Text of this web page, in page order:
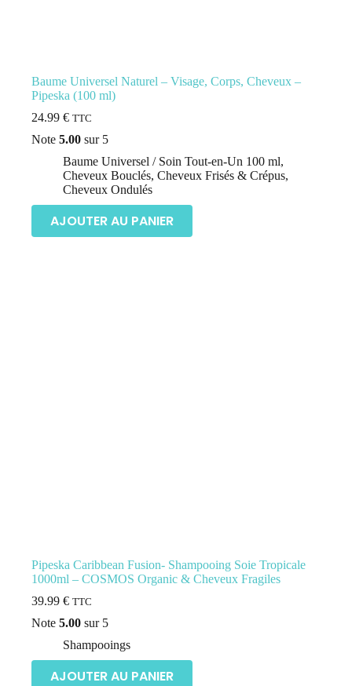
Baume Universel Naturel – Visage, Corps, Cheveux –
Pipeska (100 ml)
24.99 € TTC
Note 5.00 sur 5
Baume Universel / Soin Tout-en-Un 100 ml,
Cheveux Bouclés, Cheveux Frisés & Crépus,
Cheveux Ondulés
AJOUTER AU PANIER
Pipeska Caribbean Fusion- Shampooing Soie Tropicale
1000ml – COSMOS Organic & Cheveux Fragiles
39.99 € TTC
Note 5.00 sur 5
Shampooings
AJOUTER AU PANIER